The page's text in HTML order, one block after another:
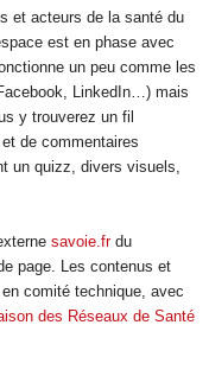
et acteurs de la santé du
est en phase avec
un peu comme les
LinkedIn…) mais
y trouverez un fil
de commentaires
un quizz, divers visuels,
savoie.frdu
page. Les contenus et
comité technique, avec
des Réseaux de Santé